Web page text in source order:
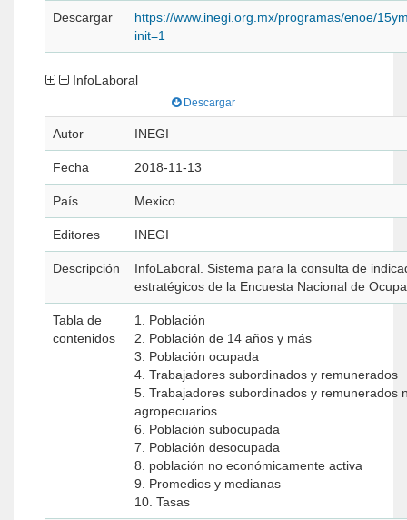
Descargar
https://www.inegi.org.mx/programas/enoe/
init=1
InfoLaboral
Descargar
Autor INEGI
Fecha 2018-11-13
País Mexico
Editores INEGI
Descripción
InfoLaboral. Sistema para la consulta de
estratégicos de la Encuesta Nacional de
Tabla de
contenidos
1. Población
2. Población de 14 años y más
3. Población ocupada
4. Trabajadores subordinados y remunerados
5. Trabajadores subordinados y remunerados
agropecuarios
6. Población subocupada
7. Población desocupada
8. población no económicamente activa
9. Promedios y medianas
10. Tasas